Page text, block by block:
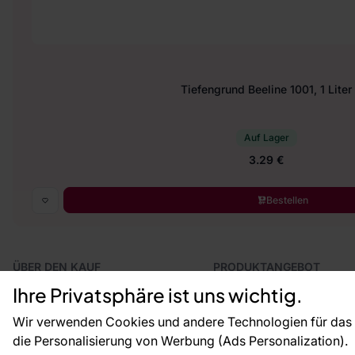
Ihre Privatsphäre ist uns wichtig.
Wir verwenden Cookies und andere Technologien für
die Personalisierung von Werbung (Ads Personalization).
Tiefengrund Beeline 1001, 1 Liter
Auf Lager
3.29 €
Bestellen
ÜBER DEN KAUF
Versand und Bezahlung
Vertragsrücktritt
Reklamationsverfahren
Rücksendung von Waren
PRODUKTANGEBOT
Fototapeten
Leiste
Dekoration
Selbstklebende Folien